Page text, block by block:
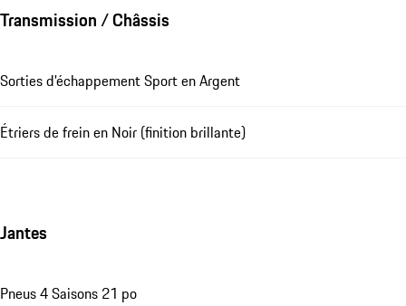
Transmission / Châssis
Sorties d'échappement Sport en Argent
Étriers de frein en Noir (finition brillante)
Jantes
Pneus 4 Saisons 21 po